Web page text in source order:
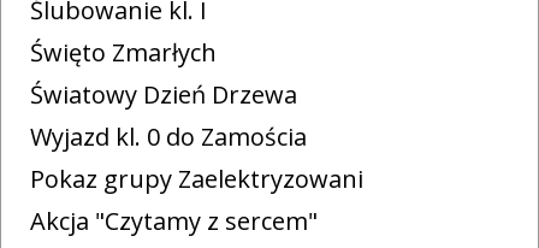
Ślubowanie kl. I
Święto Zmarłych
Światowy Dzień Drzewa
Wyjazd kl. 0 do Zamościa
Pokaz grupy Zaelektryzowani
Akcja "Czytamy z sercem"